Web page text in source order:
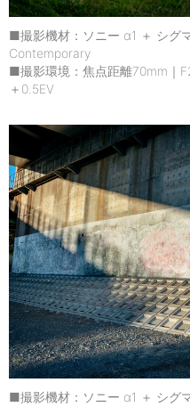
■撮影機材：ソニー α1 ＋ シグ
Contemporary
■撮影環境：焦点距離70mm｜
＋0.5EV
■撮影機材：ソニー α1 ＋ シグ